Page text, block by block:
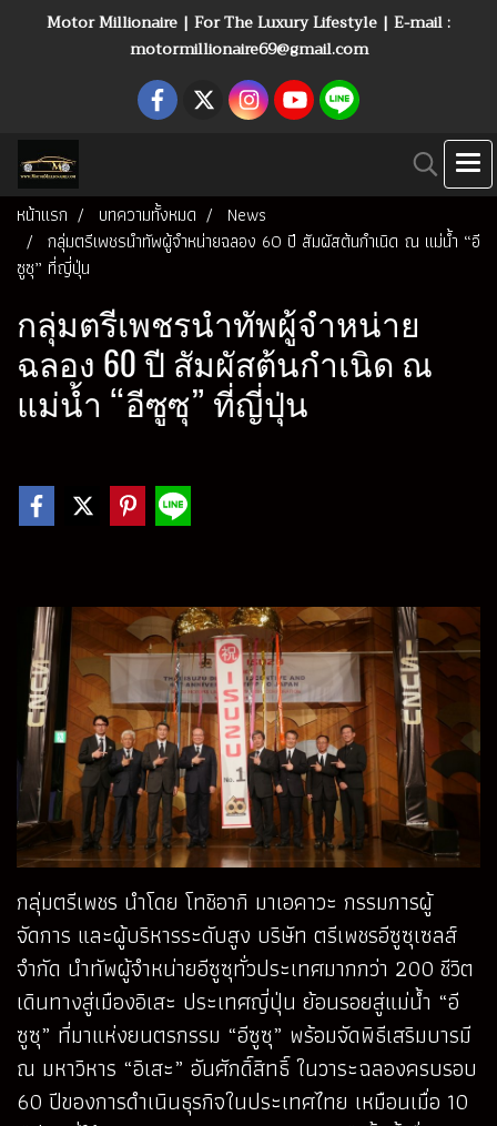
Motor Millionaire | For The Luxury Lifestyle | E-mail :
motormillionaire69@gmail.com
หน้าแรก บทความทั้งหมด
News
กลุ่มตรีเพชรนำทัพผู้จำหน่ายฉลอง 60 ปี สัมผัสต้นกำเนิด ณ แม่น้ำ “อี
ซูซุ” ที่ญี่ปุ่น
กลุ่มตรีเพชรนำทัพผู้จำหน่าย
ฉลอง 60 ปี สัมผัสต้นกำเนิด ณ
แม่น้ำ “อีซูซุ” ที่ญี่ปุ่น
กลุ่มตรีเพชร นำโดย โทชิอากิ มาเอคาวะ กรรมการผู้
จัดการ และผู้บริหารระดับสูง บริษัท ตรีเพชรอีซูซุเซลส์
จำกัด นำทัพผู้จำหน่ายอีซูซุทั่วประเทศมากกว่า 200 ชีวิต
เดินทางสู่เมืองอิเสะ ประเทศญี่ปุ่น ย้อนรอยสู่แม่น้ำ “อี
ซูซุ” ที่มาแห่งยนตรกรรม “อีซูซุ” พร้อมจัดพิธีเสริมบารมี
ณ มหาวิหาร “อิเสะ” อันศักดิ์สิทธิ์ ในวาระฉลองครบรอบ
60 ปีของการดำเนินธุรกิจในประเทศไทย เหมือนเมื่อ 10